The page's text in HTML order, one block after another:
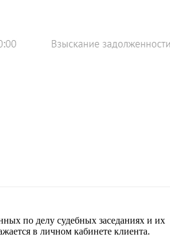
по делу судебных заседаниях и их
в личном кабинете клиента.